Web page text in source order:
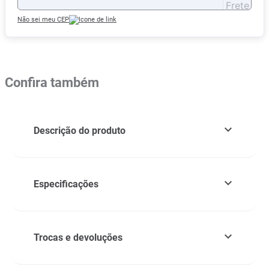
Não sei meu CEP
Confira também
Descrição do produto
Especificações
Trocas e devoluções